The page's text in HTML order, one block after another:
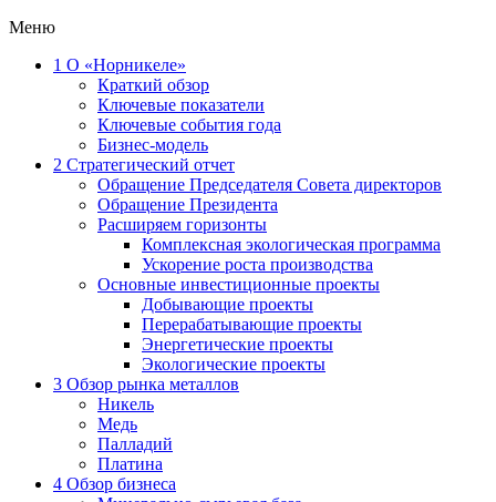
Меню
1 О «Норникеле»
Краткий обзор
Ключевые показатели
Ключевые события года
Бизнес-модель
2 Стратегический отчет
Обращение Председателя Совета директоров
Обращение Президента
Расширяем горизонты
Комплексная экологическая программа
Ускорение роста производства
Основные инвестиционные проекты
Добывающие проекты
Перерабатывающие проекты
Энергетические проекты
Экологические проекты
3 Обзор рынка металлов
Никель
Медь
Палладий
Платина
4 Обзор бизнеса